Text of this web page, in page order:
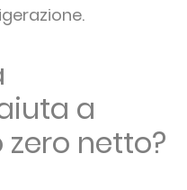
a
netto?